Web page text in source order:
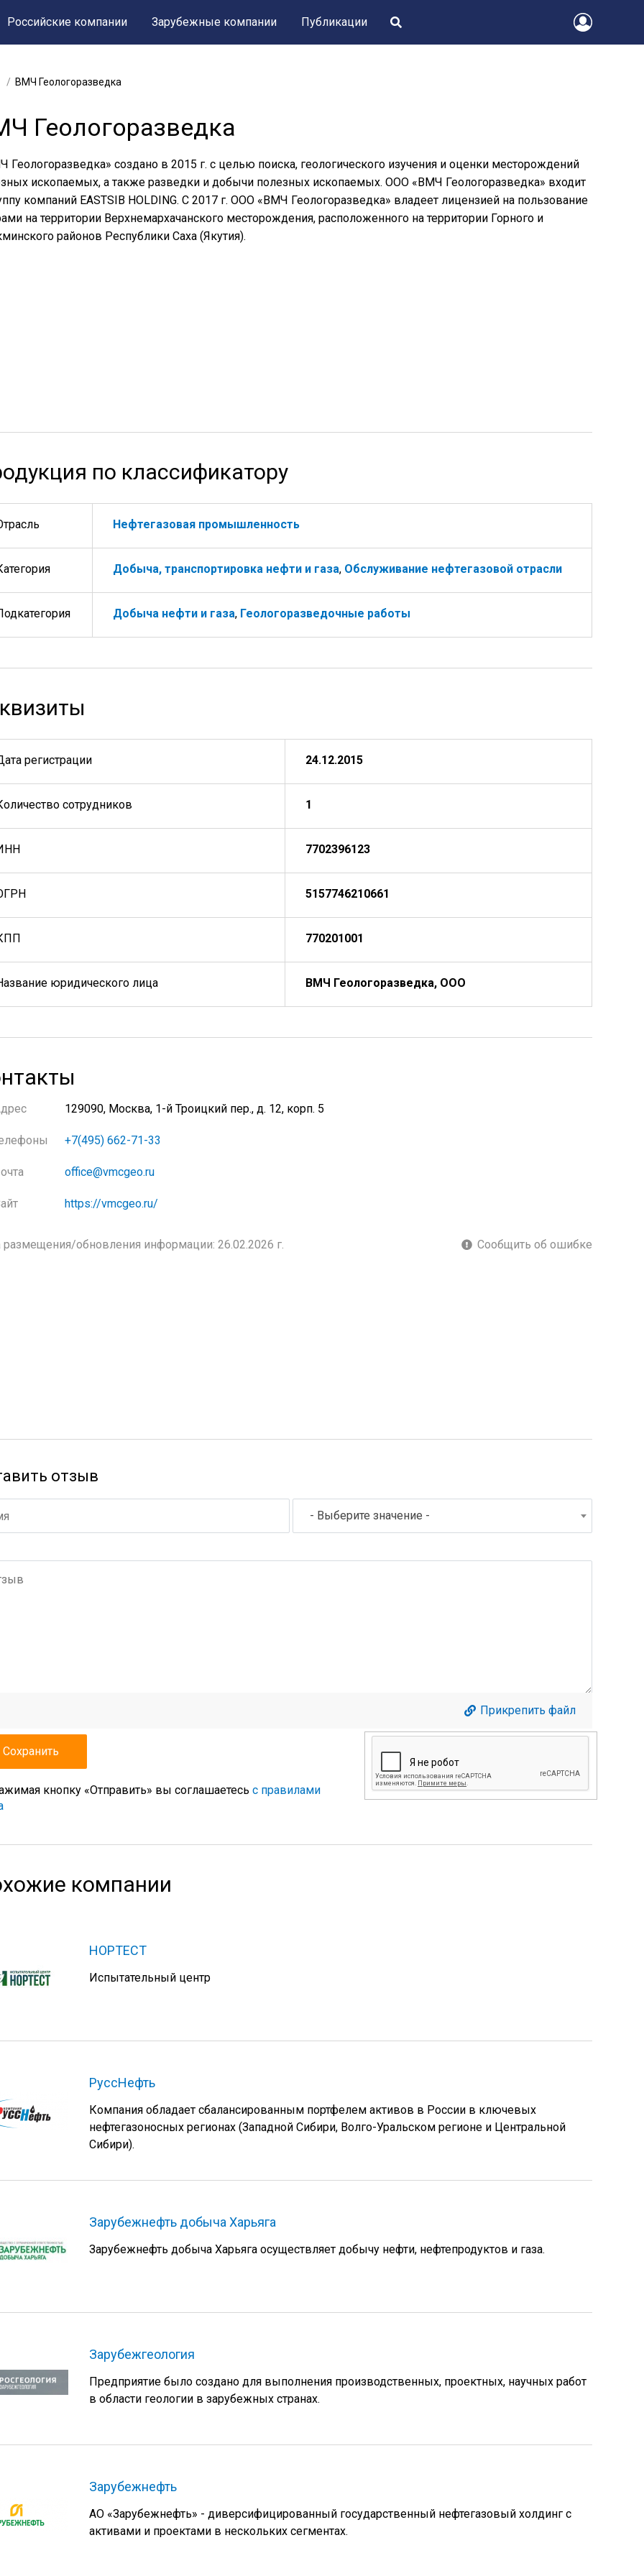
Российские компании Зарубежные компании Публикации
ВМЧ Геологоразведка
Геологоразведка
Геологоразведка» создано в 2015 г. с целью поиска, геологического изучения и оценки месторождений
ископаемых, а также разведки и добычи полезных ископаемых. ООО «ВМЧ Геологоразведка» входит
компаний EASTSIB HOLDING. С 2017 г. ООО «ВМЧ Геологоразведка» владеет лицензией на пользование
на территории Верхнемархачанского месторождения, расположенного на территории Горного и
районов Республики Саха (Якутия).
по классификатору
Нефтегазовая промышленность
Добыча, транспортировка нефти и газа, Обслуживание нефтегазовой отрасли
Добыча нефти и газа, Геологоразведочные работы
регистрации 24.12.2015
сотрудников 1
7702396123
5157746210661
770201001
юридического лица ВМЧ Геологоразведка, ООО
129090, Москва, 1-й Троицкий пер., д. 12, корп. 5
+7(495) 662-71-33
office@vmcgeo.ru
https://vmcgeo.ru/
размещения/обновления информации: 26.02.2026 г. Сообщить об ошибке
отзыв
- Выберите значение -
Прикрепить файл
кнопку «Отправить» вы соглашаетесь с правилами
компании
НОРТЕСТ
Испытательный центр
РуссНефть
Компания обладает сбалансированным портфелем активов в России в ключевых
нефтегазоносных регионах (Западной Сибири, Волго-Уральском регионе и Центральной
Сибири).
Зарубежнефть добыча Харьяга
Зарубежнефть добыча Харьяга осуществляет добычу нефти, нефтепродуктов и газа.
Зарубежгеология
Предприятие было создано для выполнения производственных, проектных, научных работ
в области геологии в зарубежных странах.
Зарубежнефть
АО «Зарубежнефть» - диверсифицированный государственный нефтегазовый холдинг с
активами и проектами в нескольких сегментах.